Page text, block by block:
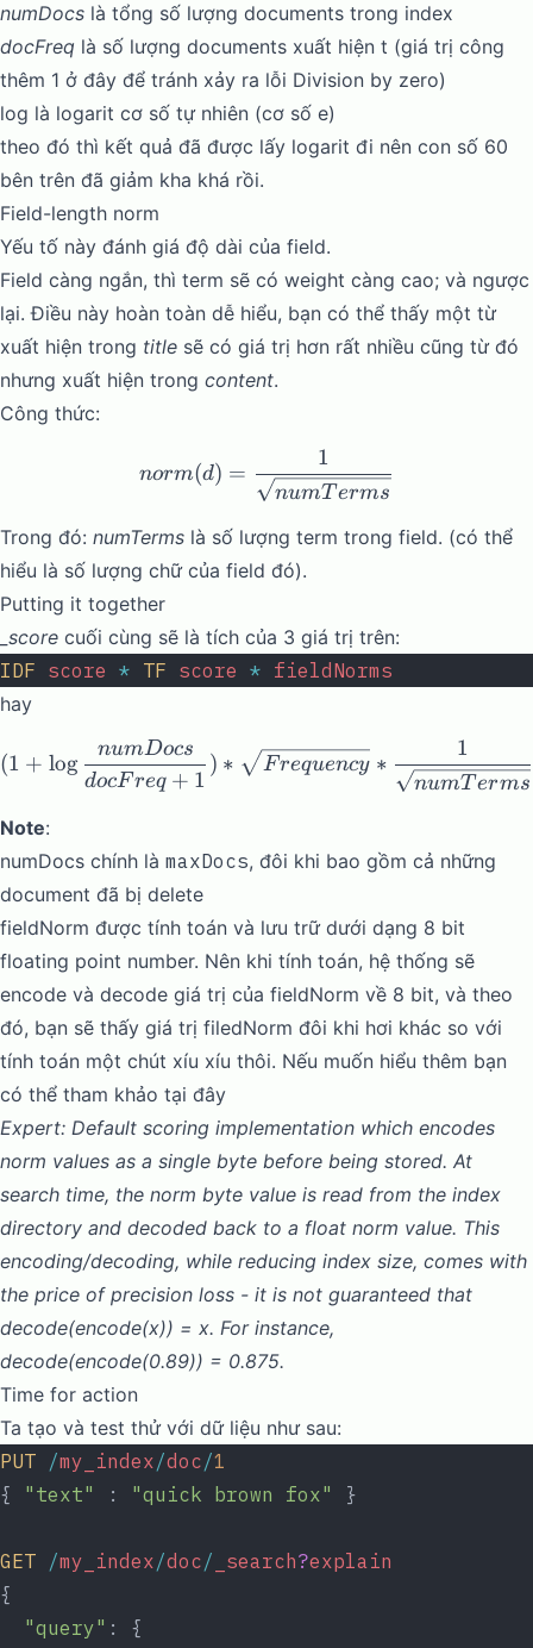
numDocs là tổng số lượng documents trong index
docFreq là số lượng documents xuất hiện t (giá trị công
thêm 1 ở đây để tránh xảy ra lỗi Division by zero)
log là logarit cơ số tự nhiên (cơ số e)
theo đó thì kết quả đã được lấy logarit đi nên con số 60
bên trên đã giảm kha khá rồi.
Field-length norm
Yếu tố này đánh giá độ dài của field.
Field càng ngắn, thì term sẽ có weight càng cao; và ngược
lại. Điều này hoàn toàn dễ hiểu, bạn có thể thấy một từ
xuất hiện trong title sẽ có giá trị hơn rất nhiều cũng từ đó
nhưng xuất hiện trong content.
Công thức:
norm(d) =
norm(d) =
numTerms
1
Trong đó: numTerms là số lượng term trong field. (có thể
hiểu là số lượng chữ của field đó).
Putting it together
_score cuối cùng sẽ là tích của 3 giá trị trên:
IDF score * TF score * fieldNorms
hay
(1 +
(1 + log
docFreq + 1
numDocs
) ∗ Frequency ∗
numTerms
1
Note:
numDocs chính là maxDocs, đôi khi bao gồm cả những
document đã bị delete
fieldNorm được tính toán và lưu trữ dưới dạng 8 bit
floating point number. Nên khi tính toán, hệ thống sẽ
encode và decode giá trị của fieldNorm về 8 bit, và theo
đó, bạn sẽ thấy giá trị filedNorm đôi khi hơi khác so với
tính toán một chút xíu xíu thôi. Nếu muốn hiểu thêm bạn
có thể tham khảo tại đây
Expert: Default scoring implementation which encodes
norm values as a single byte before being stored. At
search time, the norm byte value is read from the index
directory and decoded back to a float norm value. This
encoding/decoding, while reducing index size, comes with
the price of precision loss - it is not guaranteed that
decode(encode(x)) = x. For instance,
decode(encode(0.89)) = 0.875.
Time for action
Ta tạo và test thử với dữ liệu như sau:
PUT /my_index/doc/1
{ "text" : "quick brown fox" }
GET /my_index/doc/ _search?explain
{
  "query"
: {